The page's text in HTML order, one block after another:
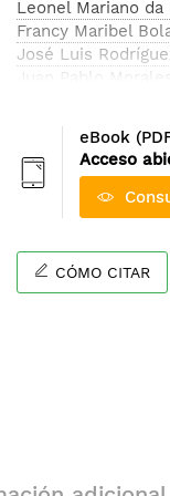
Leonel Mariano
Francy Maribel
José Luis
Juan Pablo
Everton Givisiez
Jesús Antonio
Wilmer Acero
Edwin Lozada
Fabian Díaz Garzón
Rob Stokes
Ana Blanco
eBook
Acceso
CÓMO CITAR